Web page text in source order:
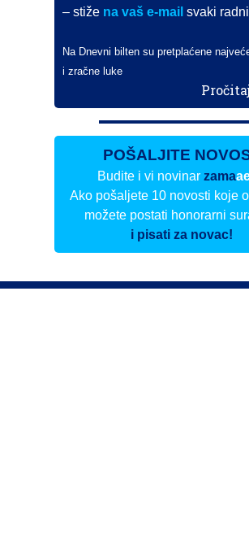
– stiže na vaš e-mail svaki
Na Dnevni bilten su pretplaćene
i zračne luke
POŠALJITE
Budite i vi novinar zama
Ako pošaljete 10 novosti koje
možete postati honorarni
i pisati za novac!